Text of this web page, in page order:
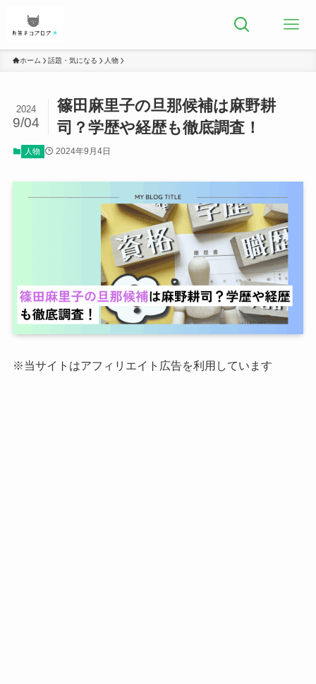
ホーム 話題・気になる 人物
篠田麻里子の旦那候補は麻野耕
司？学歴や経歴も徹底調査！
2024
9/04
人物 2024年9月4日
※当サイトはアフィリエイト広告を利用しています